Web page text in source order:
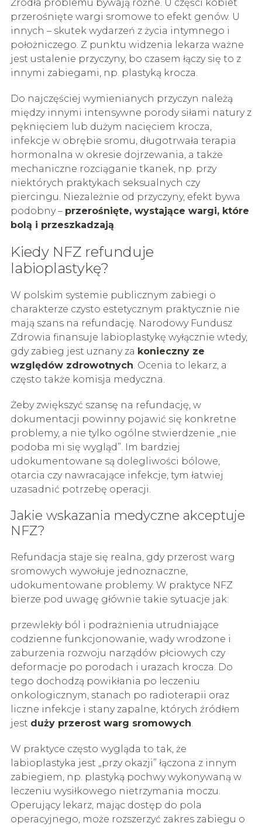
Źródła problemu bywają różne. U części kobiet
przerośnięte wargi sromowe to efekt genów. U
innych – skutek wydarzeń z życia intymnego i
położniczego. Z punktu widzenia lekarza ważne
jest ustalenie przyczyny, bo czasem łączy się to z
innymi zabiegami, np. plastyką krocza.
Do najczęściej wymienianych przyczyn należą
między innymi intensywne porody siłami natury z
pęknięciem lub dużym nacięciem krocza,
infekcje w obrębie sromu, długotrwała terapia
hormonalna w okresie dojrzewania, a także
mechaniczne rozciąganie tkanek, np. przy
niektórych praktykach seksualnych czy
piercingu. Niezależnie od przyczyny, efekt bywa
podobny – przerośnięte, wystające wargi, które
bolą i przeszkadzają.
Kiedy NFZ refunduje
labioplastykę?
W polskim systemie publicznym zabiegi o
charakterze czysto estetycznym praktycznie nie
mają szans na refundację. Narodowy Fundusz
Zdrowia finansuje labioplastykę wyłącznie wtedy,
gdy zabieg jest uznany za konieczny ze
względów zdrowotnych. Ocenia to lekarz, a
często także komisja medyczna.
Żeby zwiększyć szansę na refundację, w
dokumentacji powinny pojawić się konkretne
problemy, a nie tylko ogólne stwierdzenie „nie
podoba mi się wygląd”. Im bardziej
udokumentowane są dolegliwości bólowe,
otarcia czy nawracające infekcje, tym łatwiej
uzasadnić potrzebę operacji.
Jakie wskazania medyczne akceptuje
NFZ?
Refundacja staje się realna, gdy przerost warg
sromowych wywołuje jednoznaczne,
udokumentowane problemy. W praktyce NFZ
bierze pod uwagę głównie takie sytuacje jak:
przewlekły ból i podrażnienia utrudniające
codzienne funkcjonowanie, wady wrodzone i
zaburzenia rozwoju narządów płciowych czy
deformacje po porodach i urazach krocza. Do
tego dochodzą powikłania po leczeniu
onkologicznym, stanach po radioterapii oraz
liczne infekcje i stany zapalne, których źródłem
jest duży przerost warg sromowych.
W praktyce często wygląda to tak, że
labioplastyka jest „przy okazji” łączona z innym
zabiegiem, np. plastyką pochwy wykonywaną w
leczeniu wysiłkowego nietrzymania moczu.
Operujący lekarz, mając dostęp do pola
operacyjnego, może rozszerzyć zakres zabiegu o